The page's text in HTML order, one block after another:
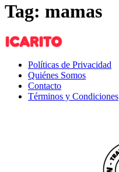
Tag: mamas
Políticas de Privacidad
Quiénes Somos
Contacto
Términos y Condiciones